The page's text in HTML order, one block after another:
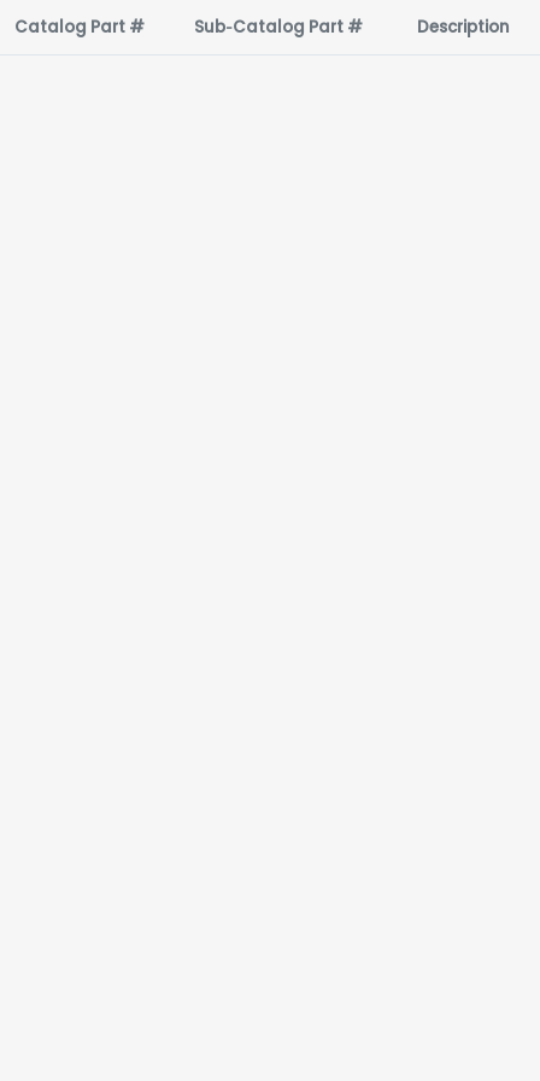
Catalog Part # Sub‑Catalog Part # Description